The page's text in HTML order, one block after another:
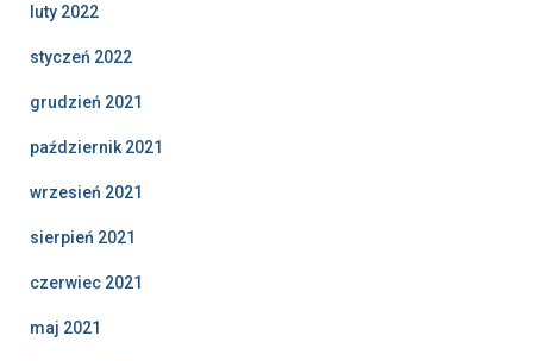
luty 2022
styczeń 2022
grudzień 2021
październik 2021
wrzesień 2021
sierpień 2021
czerwiec 2021
maj 2021